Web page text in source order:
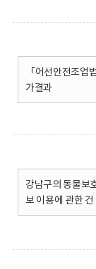
「어선안전조업
가결과
강남구의 동물보
보 이용에 관한 건